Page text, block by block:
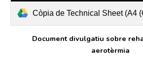
Còpia de Technical Sheet (A4
Document divulgatiu sobre
aerotèrmia